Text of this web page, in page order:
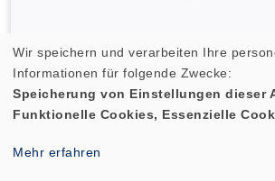
AGB des
(PDF-
()
Wir speichern und verarbeiten Ihre
Informationen für folgende Zwecke:
Speicherung von Einstellungen dieser
Funktionelle Cookies, Essenzielle
Mehr erfahren